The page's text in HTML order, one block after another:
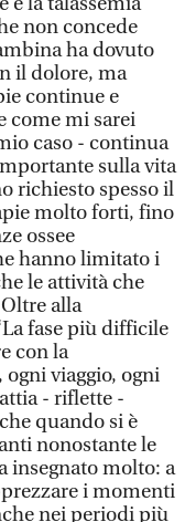
non concede
ha dovuto
il dolore, ma
continue e
come mi sarei
caso - continua
sulla vita
richiesto spesso il
molto forti, fino
ossee
hanno limitato i
le attività che
alla
fase più difficile
con la
ogni viaggio, ogni
- riflette -
quando si è
nonostante le
insegnato molto: a
i momenti
nei periodi più